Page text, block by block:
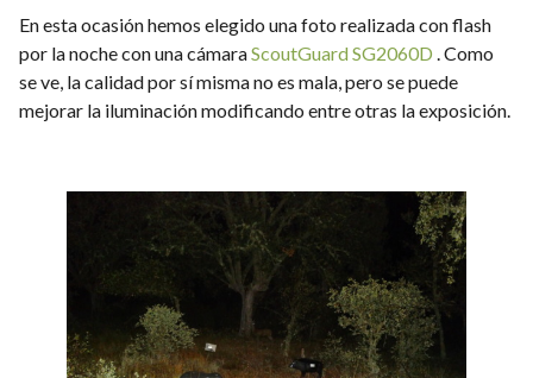
En esta ocasión hemos elegido una foto realizada con flash
por la noche con una cámaraScoutGuard SG2060D . Como
se ve, la calidad por sí misma no es mala, pero se puede
mejorar la iluminación modificando entre otras la exposición.